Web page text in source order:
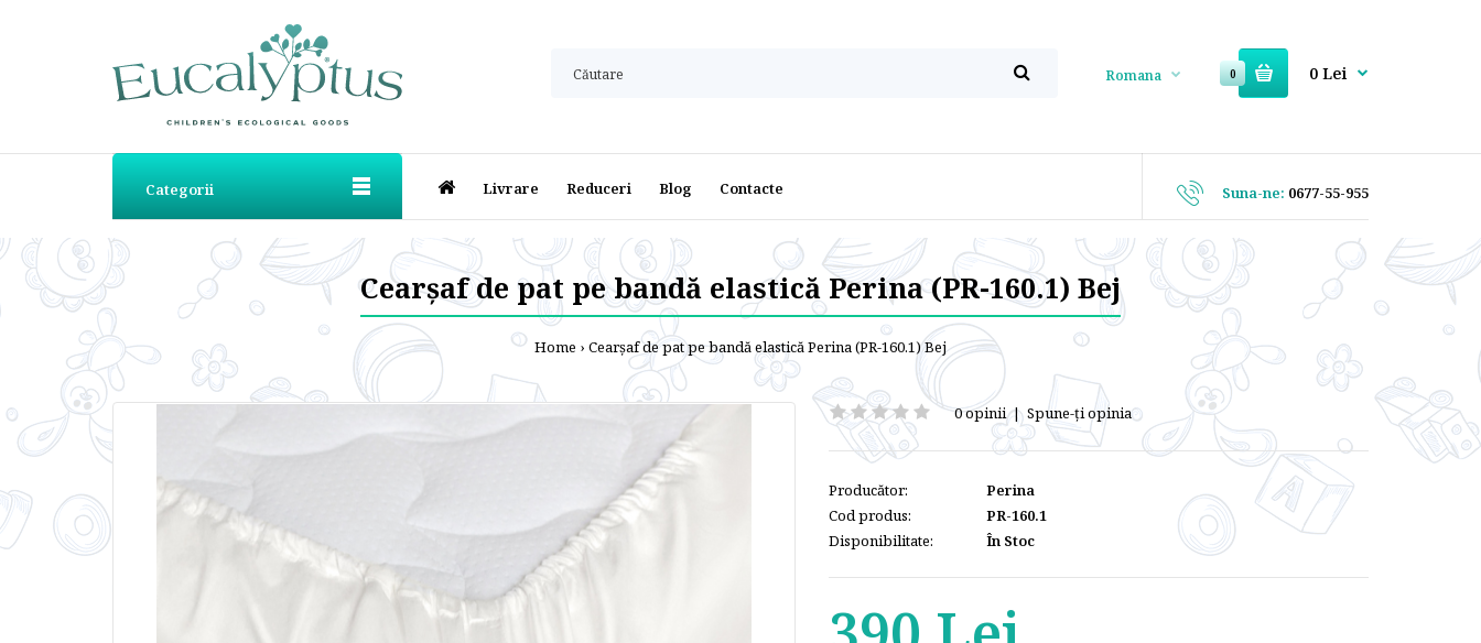
Romana 0 0 Lei
Categorii Livrare Reduceri Blog Contacte Suna-ne: 0677-55-955
Cearșaf de pat pe bandă elastică Perina (PR-160.1) Bej
Home Cearșaf de pat pe bandă elastică Perina (PR-160.1) Bej
0 opinii|Spune-ţi opinia
Producător:
Perina
Cod produs:
PR-160.1
Disponibilitate:
În Stoc